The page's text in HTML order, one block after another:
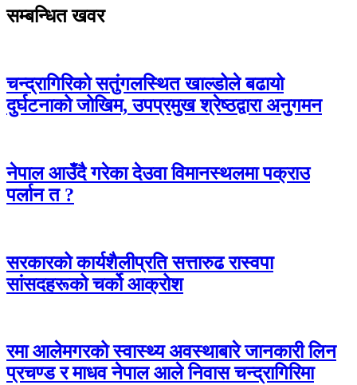
सम्बन्धित खवर
चन्द्रागिरिको सतुंगलस्थित खाल्डोले बढायो
दुर्घटनाको जोखिम, उपप्रमुख श्रेष्ठद्वारा अनुगमन
नेपाल आउँदै गरेका देउवा विमानस्थलमा पक्राउ
पर्लान त ?
सरकारको कार्यशैलीप्रति सत्तारुढ रास्वपा
सांसदहरूको चर्को आक्रोश
रमा आलेमगरको स्वास्थ्य अवस्थाबारे जानकारी लिन
प्रचण्ड र माधव नेपाल आले निवास चन्द्रागिरिमा